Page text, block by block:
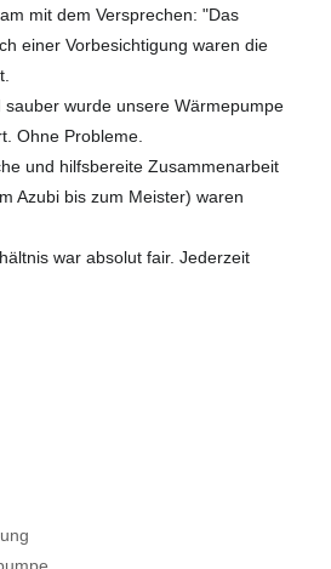
mit dem Versprechen: "Das
einer Vorbesichtigung waren die
wurde unsere Wärmepumpe
Ohne Probleme.
und hilfsbereite Zusammenarbeit
Azubi bis zum Meister) waren
war absolut fair. Jederzeit